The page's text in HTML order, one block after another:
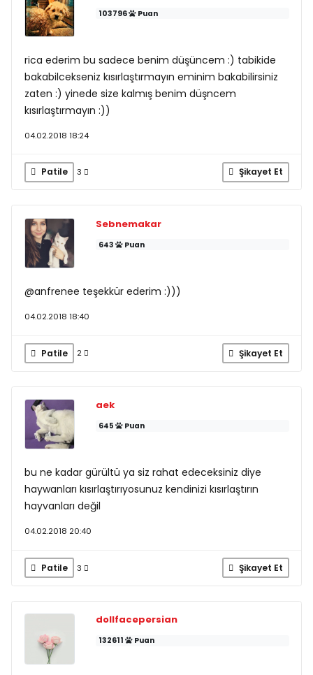
103796 Puan
rica ederim bu sadece benim düşüncem :) tabikide
bakabilcekseniz kısırlaştırmayın eminim bakabilirsiniz
zaten :) yinede size kalmış benim düşncem
kısırlaştırmayın :))
04.02.2018 18:24
Patile 3 Şikayet Et
Sebnemakar
643 Puan
@anfrenee teşekkür ederim :)))
04.02.2018 18:40
Patile 2 Şikayet Et
aek
645 Puan
bu ne kadar gürültü ya siz rahat edeceksiniz diye
haywanları kısırlaştırıyosunuz kendinizi kısırlaştırın
hayvanları değil
04.02.2018 20:40
Patile 3 Şikayet Et
dollfacepersian
132611 Puan